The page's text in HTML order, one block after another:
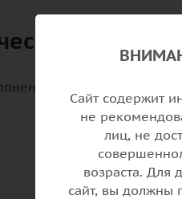
Сайт содержит
не
лиц, не
возраста. Для
сайт, вы должны